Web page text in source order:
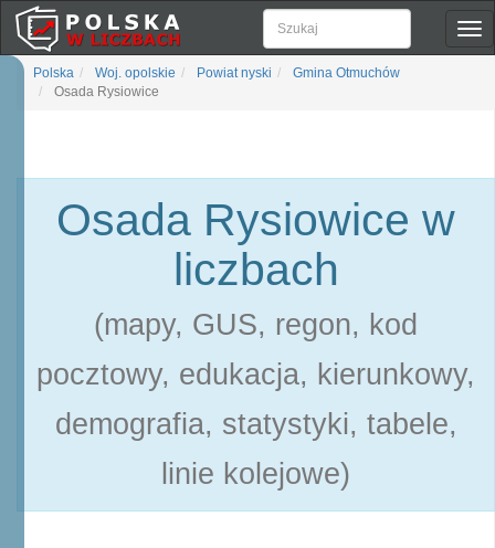
Polska Woj. opolskie Powiat nyski
Gmina Otmuchów
Osada Rysiowice
Osada Rysiowice w
liczbach
(mapy, GUS, regon, kod
pocztowy, edukacja, kierunkowy,
demografia, statystyki, tabele,
linie kolejowe)